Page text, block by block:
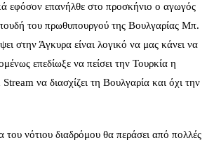
εφόσον επανήλθε στο προσκήνιο ο αγωγός
του πρωθυπουργού της Βουλγαρίας Μπ.
στην Άγκυρα είναι λογικό να μας κάνει να
επεδίωξε να πείσει την Τουρκία η
να διασχίζει τη Βουλγαρία και όχι την
του νότιου διαδρόμου θα περάσει από πολλές